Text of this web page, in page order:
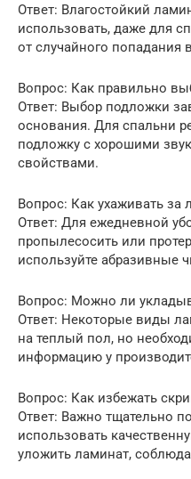
Ответ: Влагостойкий
использовать, даже для
от случайного попадания
Вопрос: Как правильно
Ответ: Выбор подложки
основания. Для спальни
подложку с хорошими
свойствами.
Вопрос: Как ухаживать за
Ответ: Для ежедневной
пропылесосить или
используйте абразивные
Вопрос: Можно ли
Ответ: Некоторые виды
на теплый пол, но
информацию у
Вопрос: Как избежать
Ответ: Важно тщательно
использовать
уложить ламинат,